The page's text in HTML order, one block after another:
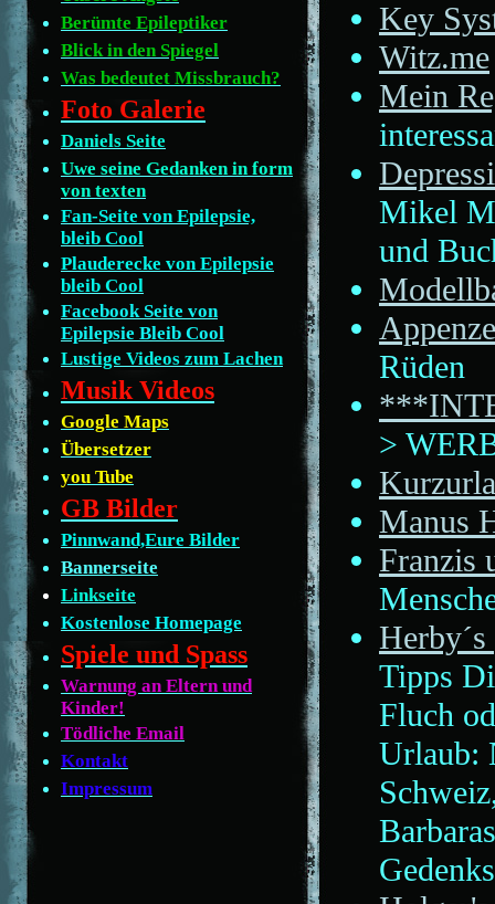
Berümte Epileptiker
Blick in den Spiegel
Was bedeutet Missbrauch?
Foto Galerie
Daniels Seite
Uwe seine Gedanken in form
von texten
Fan-Seite von Epilepsie,
bleib Cool
Plauderecke von Epilepsie
bleib Cool
Facebook Seite von
Epilepsie Bleib Cool
Lustige Videos zum Lachen
Musik Videos
Google Maps
Übersetzer
you Tube
GB Bilder
Pinnwand,Eure Bilder
Bannerseite
Linkseite
Kostenlose Homepage
Spiele und Spass
Warnung an Eltern und
Kinder!
Tödliche Email
Kontakt
Impressum
Key
Witz.me
Mein
Mikel
und
Rüden
>
Manus
Franzis
Tipps
Fluch
Urlaub: